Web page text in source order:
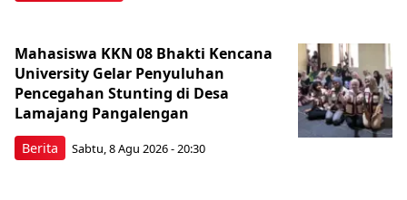
Berita
Mahasiswa KKN 08 Bhakti Kencana
University Gelar Penyuluhan
Pencegahan Stunting di Desa
Lamajang Pangalengan
Sabtu, 8 Agu 2026 - 20:30